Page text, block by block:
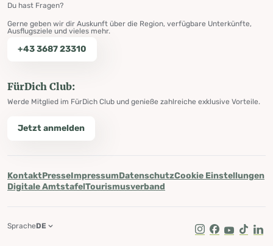
Du hast Fragen?
Gerne geben wir dir Auskunft über die Region, verfügbare Unterkünfte,
Ausflugsziele und vieles mehr.
+43 3687 23310
FürDich Club:
Werde Mitglied im FürDich Club und genieße zahlreiche exklusive Vorteile.
Jetzt anmelden
KontaktPresseImpressumDatenschutzCookie Einstellungen
Digitale AmtstafelTourismusverband
Instagram
Facebook
Youtube
Tik Tok
SpracheDE